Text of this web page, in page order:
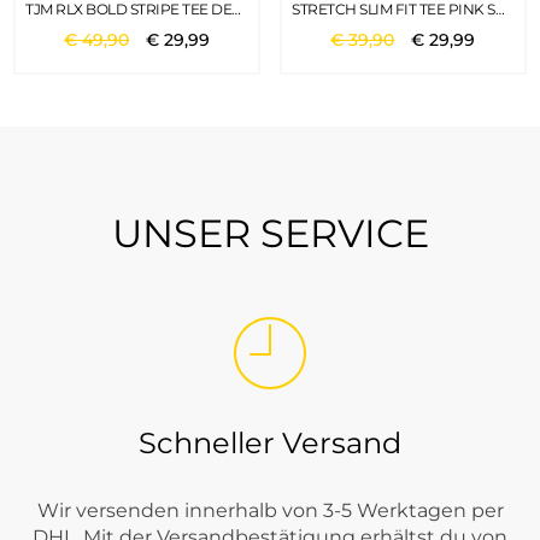
TJM RLX BOLD STRIPE TEE DEEP CRIMSON
€49,90 €29,99
STRETCH SLIM FIT TEE PINK SHADE
€39,90 €29,99
UNSER SERVICE
Schneller Versand
Wir versenden innerhalb von 3-5 Werktagen per